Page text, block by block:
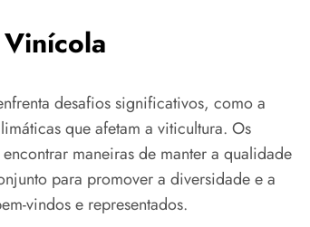
desafios significativos, como a
que afetam a viticultura. Os
maneiras de manter a qualidade
para promover a diversidade e a
vindos e representados.